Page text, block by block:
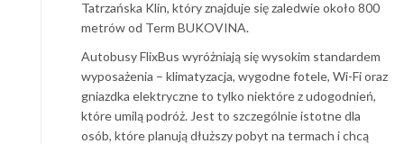
Tatrzańska Klin, który znajduje się zaledwie około 800
metrów od Term BUKOVINA.
Autobusy FlixBus wyróżniają się wysokim standardem
wyposażenia – klimatyzacja, wygodne fotele, Wi-Fi oraz
gniazdka elektryczne to tylko niektóre z udogodnień,
które umilą podróż. Jest to szczególnie istotne dla
osób, które planują dłuższy pobyt na termach i chcą